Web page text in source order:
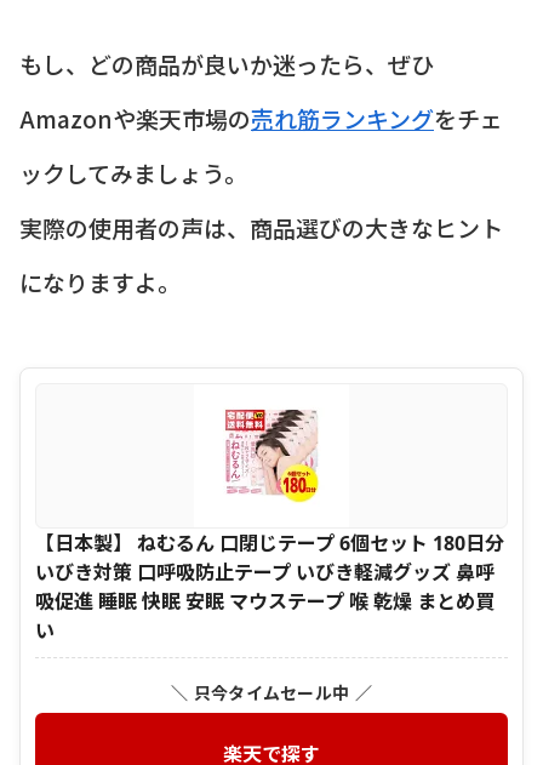
もし、どの商品が良いか迷ったら、ぜひ
Amazonや楽天市場の売れ筋ランキングをチェ
ックしてみましょう。
実際の使用者の声は、商品選びの大きなヒント
になりますよ。
【日本製】 ねむるん 口閉じテープ 6個セット 180日分
いびき対策 口呼吸防止テープ いびき軽減グッズ 鼻呼
吸促進 睡眠 快眠 安眠 マウステープ 喉 乾燥 まとめ買
い
＼ 只今タイムセール中 ／
楽天で探す